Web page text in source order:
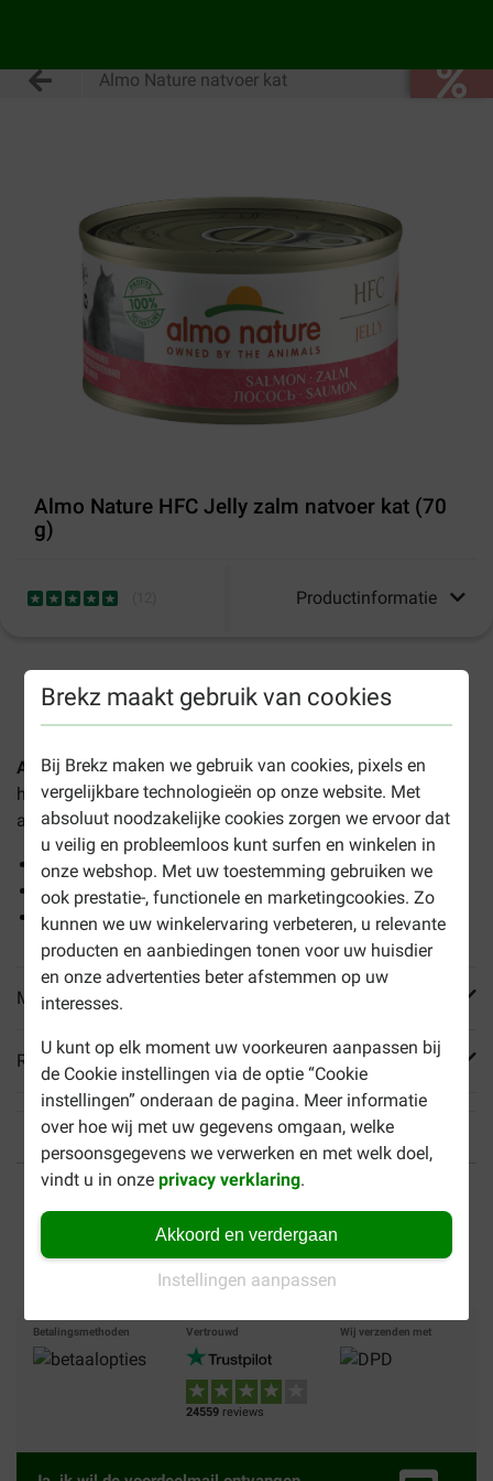
Brekz maakt gebruik van cookies
Bij Brekz maken we gebruik van cookies, pixels en
vergelijkbare technologieën op onze website. Met
absoluut noodzakelijke cookies zorgen we ervoor dat
u veilig en probleemloos kunt surfen en winkelen in
onze webshop. Met uw toestemming gebruiken we
ook prestatie-, functionele en marketingcookies. Zo
kunnen we uw winkelervaring verbeteren, u relevante
producten en aanbiedingen tonen voor uw huisdier
en onze advertenties beter afstemmen op uw
interesses.
U kunt op elk moment uw voorkeuren aanpassen bij
de Cookie instellingen via de optie “Cookie
instellingen” onderaan de pagina. Meer informatie
over hoe wij met uw gegevens omgaan, welke
persoonsgegevens we verwerken en met welk doel,
vindt u in onzeprivacy verklaring.
Akkoord en verdergaan
Instellingen aanpassen
Almo Nature natvoer kat
Almo Nature HFC Jelly zalm natvoer kat (70
g)
Productinformatie
Almo Nature HFC Jelly zalm natvoer kat (70 g)is een
heerlijke aanvullende voeding voor volwassen katten van
alle rassen.
Rijk aan verse zalm
Natuurlijke ingrediënten
Geserveerd in heerlijk bouillon
Meer informatie
Reviews
Tot 40% goedkoper
Gratis bezorging vanaf €
49
Betalingsmethoden Vertrouwd
24559 reviews
Wij verzenden met